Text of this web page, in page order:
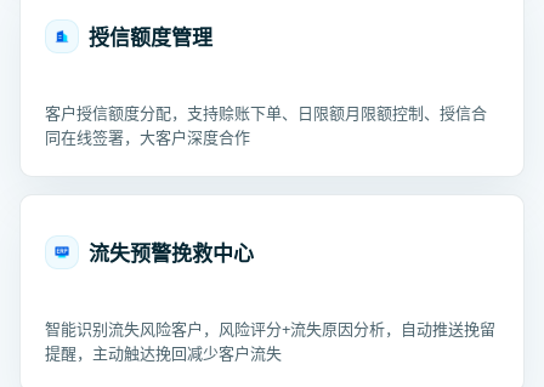
授信额度管理
客户授信额度分配，支持赊账下单、日限额月限额控制、授信合
同在线签署，大客户深度合作
流失预警挽救中心
智能识别流失风险客户，风险评分+流失原因分析，自动推送挽留
提醒，主动触达挽回减少客户流失